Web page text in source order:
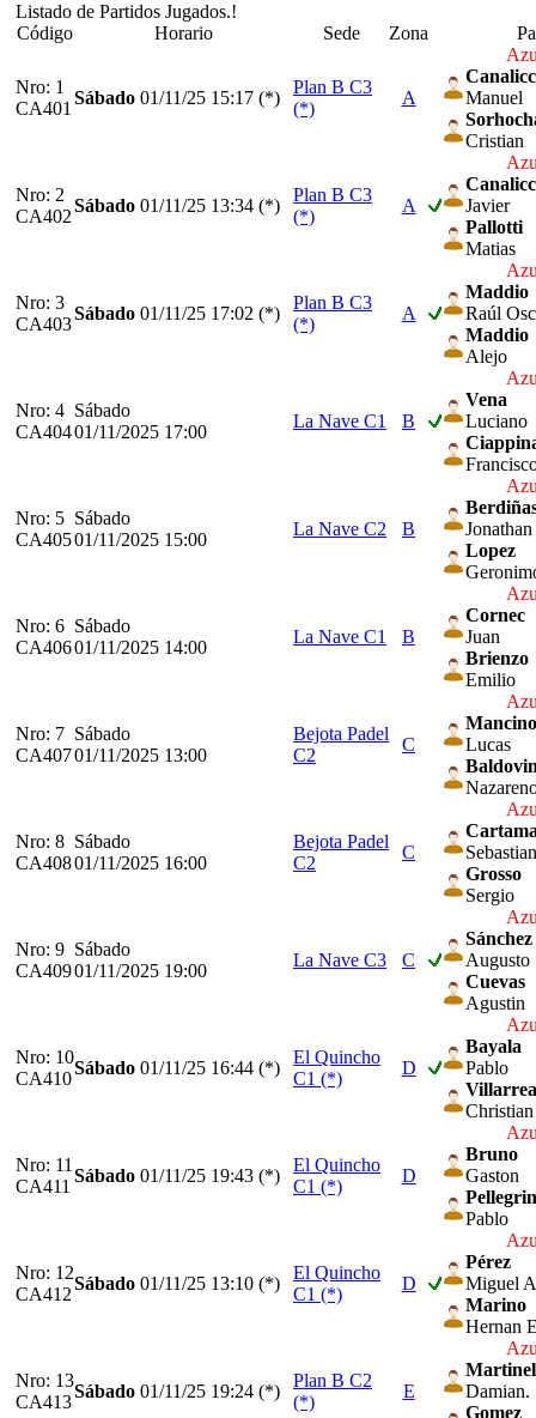
Listado de Partidos Jugados.!
Código
Horario Sede Zona
Nro: 1
CA401
Sábado 01/11/25 15:17 (*)
Plan B C3
(*)
A
Manuel
Cristian
Nro: 2
CA402
Sábado 01/11/25 13:34 (*)
Plan B C3
(*)
A
Javier
Pallotti
Matias
Nro: 3
CA403
Sábado 01/11/25 17:02 (*)
Plan B C3
(*)
A
Maddio
Raúl
Maddio
Alejo
Nro: 4
CA404
Sábado
01/11/2025 17:00
La Nave C1 B
Vena
Luciano
Nro: 5
CA405
Sábado
01/11/2025 15:00
La Nave C2 B
Jonathan
Lopez
Nro: 6
CA406
Sábado
01/11/2025 14:00
La Nave C1 B
Cornec
Juan
Brienzo
Emilio
Nro: 7
CA407
Sábado
01/11/2025 13:00
Bejota Padel
C2
C
Mancino
Lucas
Nro: 8
CA408
Sábado
01/11/2025 16:00
Bejota Padel
C2
C
Sebastian
Grosso
Sergio
Nro: 9
CA409
Sábado
01/11/2025 19:00
La Nave C3 C
Augusto
Cuevas
Agustin
Nro: 10
CA410
Sábado 01/11/25 16:44 (*)
El Quincho
C1 (*)
D
Bayala
Pablo
Christian
Nro: 11
CA411
Sábado 01/11/25 19:43 (*)
El Quincho
C1 (*)
D
Bruno
Gaston
Pablo
Nro: 12
CA412
Sábado 01/11/25 13:10 (*)
El Quincho
C1 (*)
D
Pérez
Miguel
Marino
Hernan
Nro: 13
CA413
Sábado 01/11/25 19:24 (*)
Plan B C2
(*)
E
Damian.
Gomez